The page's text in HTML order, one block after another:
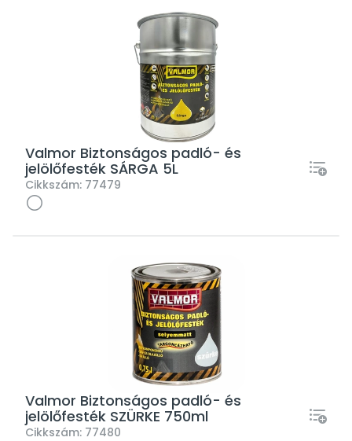
Valmor Biztonságos padló- és
jelölőfesték SÁRGA 5L
Cikkszám: 77479
Valmor Biztonságos padló- és
jelölőfesték SZÜRKE 750ml
Cikkszám: 77480